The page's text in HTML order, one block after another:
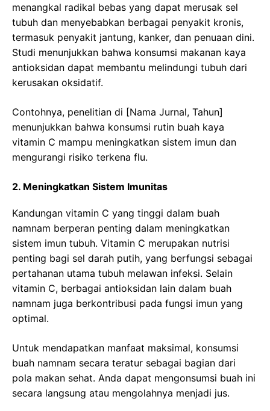
menangkal radikal bebas yang dapat merusak sel
tubuh dan menyebabkan berbagai penyakit kronis,
termasuk penyakit jantung, kanker, dan penuaan dini.
Studi menunjukkan bahwa konsumsi makanan kaya
antioksidan dapat membantu melindungi tubuh dari
kerusakan oksidatif.
Contohnya, penelitian di [Nama Jurnal, Tahun]
menunjukkan bahwa konsumsi rutin buah kaya
vitamin C mampu meningkatkan sistem imun dan
mengurangi risiko terkena flu.
2. Meningkatkan Sistem Imunitas
Kandungan vitamin C yang tinggi dalam buah
namnam berperan penting dalam meningkatkan
sistem imun tubuh. Vitamin C merupakan nutrisi
penting bagi sel darah putih, yang berfungsi sebagai
pertahanan utama tubuh melawan infeksi. Selain
vitamin C, berbagai antioksidan lain dalam buah
namnam juga berkontribusi pada fungsi imun yang
optimal.
Untuk mendapatkan manfaat maksimal, konsumsi
buah namnam secara teratur sebagai bagian dari
pola makan sehat. Anda dapat mengonsumsi buah ini
secara langsung atau mengolahnya menjadi jus.